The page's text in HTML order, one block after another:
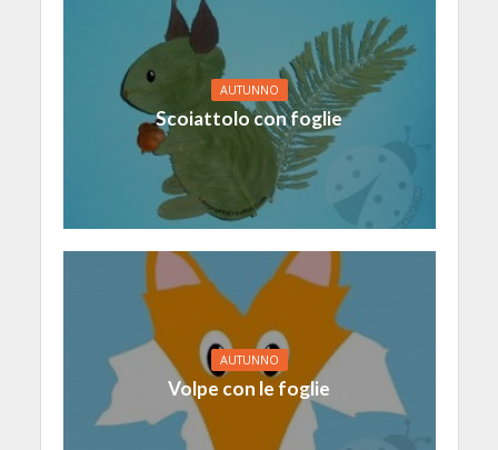
AUTUNNO
Scoiattolo con foglie
AUTUNNO
Volpe con le foglie